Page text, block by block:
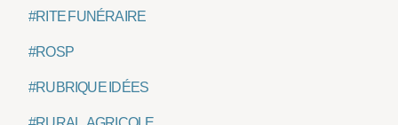
#RITE FUNÉRAIRE
#ROSP
#RUBRIQUE IDÉES